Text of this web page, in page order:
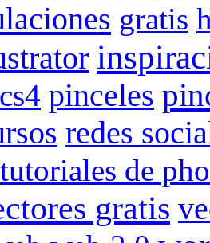
gratis
pinceles
redes
tutoriales de
gratis